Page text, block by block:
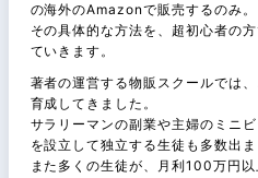
の海外のAmazonで販売するのみ。
その具体的な方法を、超初心者の
ていきます。
著者の運営する物販スクールでは
育成してきました。
サラリーマンの副業や主婦のミニ
を設立して独立する生徒も多数出ま
また多くの生徒が、月利100万円以